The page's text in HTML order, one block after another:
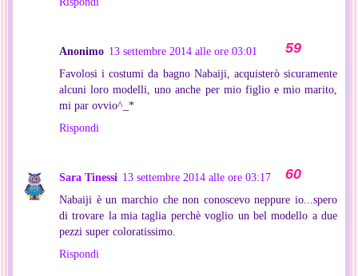
Anonimo 13 settembre 2014 alle ore 03:01
Favolosi i costumi da bagno Nabaiji, acquisterò sicuramente
alcuni loro modelli, uno anche per mio figlio e mio marito,
mi par ovvio^_*
Rispondi
Sara Tinessi 13 settembre 2014 alle ore 03:17
Nabaiji è un marchio che non conoscevo neppure io...spero
di trovare la mia taglia perchè voglio un bel modello a due
pezzi super coloratissimo.
Rispondi